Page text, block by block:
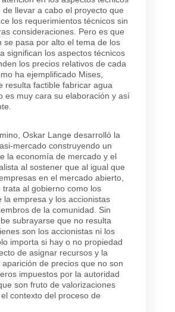
de llevar a cabo el proyecto que
los requerimientos técnicos sin
consideraciones. Pero es que
se pasa por alto el tema de los
significan los aspectos técnicos
los precios relativos de cada
ha ejemplificado Mises,
resulta factible fabricar agua
es muy cara su elaboración y así
Oskar Lange desarrolló la
mercado construyendo un
la economía de mercado y el
al sostener que al igual que
en el mercado abierto,
trata al gobierno como los
la empresa y los accionistas
de la comunidad. Sin
subrayarse que no resulta
son los accionistas ni los
importa si hay o no propiedad
de asignar recursos y la
de precios que no son
impuestos por la autoridad
son fruto de valorizaciones
contexto del proceso de